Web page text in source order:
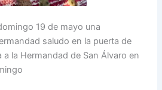
19 de mayo una
saludo en la puerta de
la Hermandad de San Álvaro en